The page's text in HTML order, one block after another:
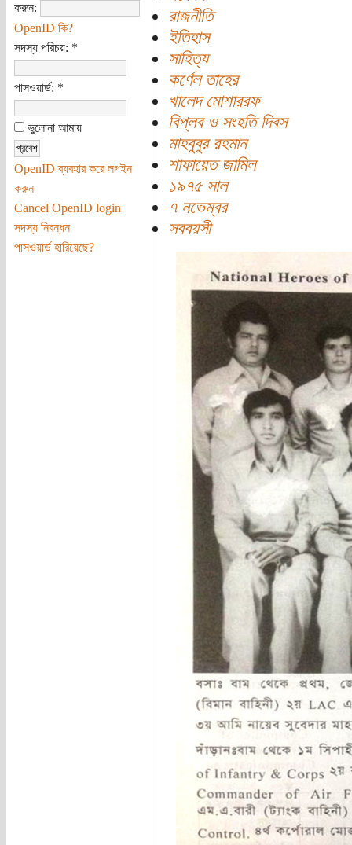
করুন:
OpenID কি?
সদস্য পরিচয়: *
পাসওয়ার্ড: *
ভুলোনা আমায়
OpenID ব্যবহার করে লগইন
করুন
Cancel OpenID login
সদস্য নিবন্ধন
পাসওয়ার্ড হারিয়েছে?
রাজনীতি
ইতিহাস
সাহিত্য
কর্ণেল তাহের
খালেদ মোশাররফ
বিপ্লব ও সংহতি দিবস
মাহবুবুর রহমান
শাফায়েত জামিল
১৯৭৫ সাল
৭ নভেম্বর
সববয়সী